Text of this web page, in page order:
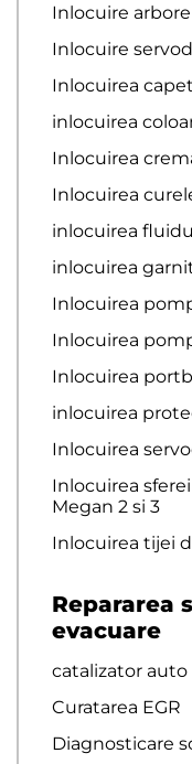
Inlocuire
Inlocuire
Inlocuirea
inlocuirea
Inlocuirea
Inlocuirea
inlocuirea
inlocuirea
Inlocuirea
Inlocuirea
Inlocuirea
inlocuirea
Inlocuirea
Inlocuirea
Megan 2 si 3
Inlocuirea tijei
Repararea
evacuare
catalizator auto
Curatarea EGR
Diagnosticare